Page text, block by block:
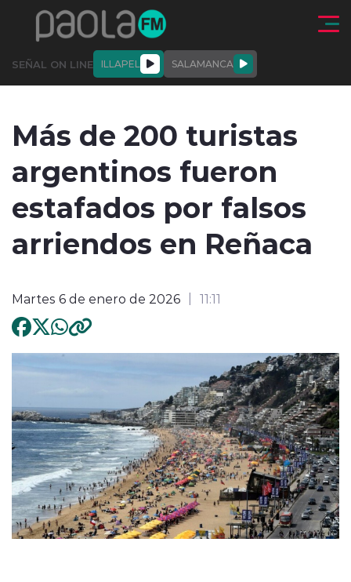
Click acá para ir directamente al contenido
SEÑAL ON LINE ILLAPEL SALAMANCA
ENTREVISTAS
modo claro
Más de 200 turistas
argentinos fueron
estafados por falsos
arriendos en Reñaca
Martes 6 de enero de 2026 11:11